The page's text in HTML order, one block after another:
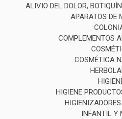
ALIVIO DEL DOLOR,
APARATOS DE
COMPLEMENTOS
COSMÉTICA
HIGIENE
INFANTIL Y